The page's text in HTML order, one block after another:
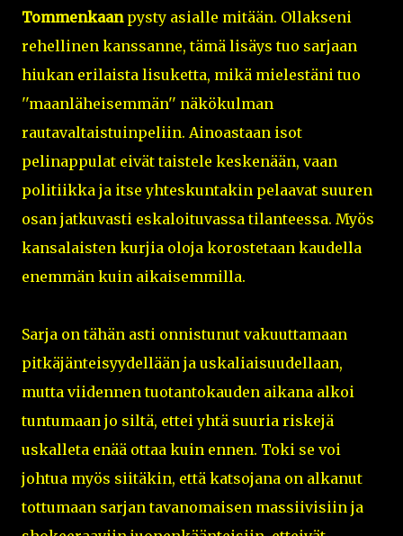
Tommenkaanpysty asialle mitään. Ollakseni
rehellinen kanssanne, tämä lisäys tuo sarjaan
hiukan erilaista lisuketta, mikä mielestäni tuo
''maanläheisemmän'' näkökulman
rautavaltaistuinpeliin. Ainoastaan isot
pelinappulat eivät taistele keskenään, vaan
politiikka ja itse yhteskuntakin pelaavat suuren
osan jatkuvasti eskaloituvassa tilanteessa. Myös
kansalaisten kurjia oloja korostetaan kaudella
enemmän kuin aikaisemmilla.
Sarja on tähän asti onnistunut vakuuttamaan
pitkäjänteisyydellään ja uskaliaisuudellaan,
mutta viidennen tuotantokauden aikana alkoi
tuntumaan jo siltä, ettei yhtä suuria riskejä
uskalleta enää ottaa kuin ennen. Toki se voi
johtua myös siitäkin, että katsojana on alkanut
tottumaan sarjan tavanomaisen massiivisiin ja